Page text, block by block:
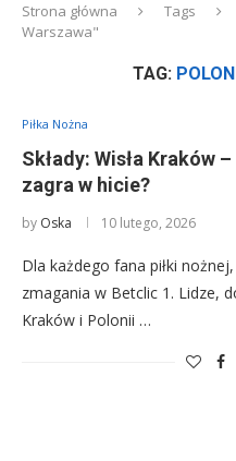
Strona główna Tags
Warszawa"
TAG:
Piłka Nożna
Składy: Wisła Kraków
zagra w hicie?
by Oska 10 lutego, 2026
Dla każdego fana piłki
zmagania w Betclic 1. Lidze,
Kraków i Polonii …